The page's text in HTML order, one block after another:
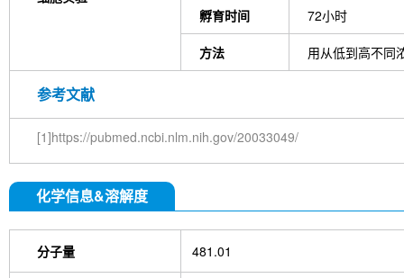
孵育时间 72小时
方法 用从低到高不同
参考文献
[1]https://pubmed.ncbi.nlm.nih.gov/20033049/
化学信息&溶解度
分子量 481.01